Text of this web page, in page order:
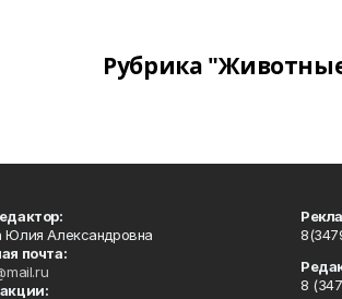
Рубрика
Юлия Александровна
почта:
8